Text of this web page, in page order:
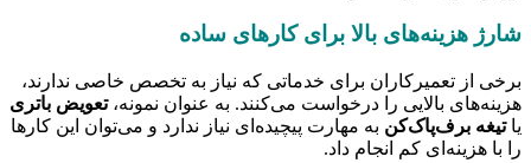
شارژ هزینه‌های بالا برای کارهای ساده
برخی از تعمیرکاران برای خدماتی که نیاز به تخصص خاصی ندارند،
هزینه‌های بالایی را درخواست می‌کنند. به عنوان نمونه،تعویض باتری
یاتیغه برف‌پاک‌کن به مهارت پیچیده‌ای نیاز ندارد و می‌توان این کارها
را با هزینه‌ای کم انجام داد.